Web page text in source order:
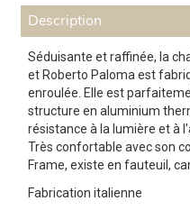
Description
Séduisante et raffinée, la
et Roberto Paloma est
enroulée. Elle est
structure en aluminium
résistance à la lumière et à
Très confortable avec son
Frame, existe en fauteuil,
Fabrication italienne